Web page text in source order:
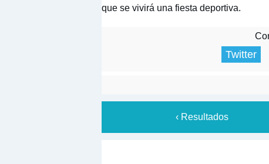
que se vivirá una fiesta deportiva.
Twitter
‹ Resultados